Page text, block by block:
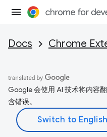
Docs Chrome
Google 会使用 AI 技术将内容
含错误。